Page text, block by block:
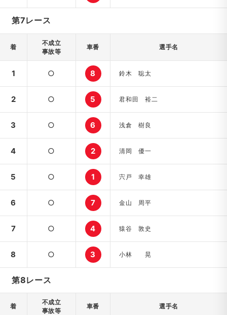
第7レース
着
不成立
事故等
車番 選手名
1 ○ 8 鈴木 聡太
2 ○ 5 君和田 裕二
3 ○ 6 浅倉 樹良
4 ○ 2 清岡 優一
5 ○ 1 宍戸 幸雄
6 ○ 7 金山 周平
7 ○ 4 猿谷 敦史
8 ○ 3 小林 晃
第8レース
着
不成立
事故等
車番 選手名